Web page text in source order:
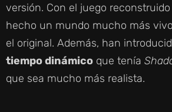
versión. Con el juego
hecho un mundo mucho más
el original. Además, han
tiempo dinámico que tenía
que sea mucho más realista.